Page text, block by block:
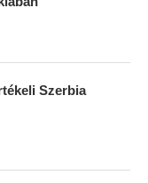
Szerbia